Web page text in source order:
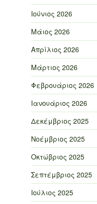
Ιούνιος 2026
Μάιος 2026
Απρίλιος 2026
Μάρτιος 2026
Φεβρουάριος 2026
Ιανουάριος 2026
Δεκέμβριος 2025
Νοέμβριος 2025
Οκτώβριος 2025
Σεπτέμβριος 2025
Ιούλιος 2025